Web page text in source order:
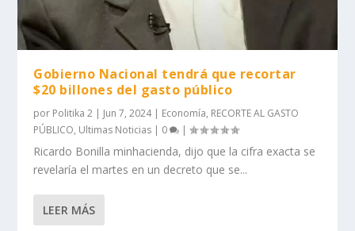
Gobierno Nacional tendrá que recortar
$20 billones del gasto público
por Politika 2 | Jun 7, 2024| Economía, RECORTE AL GASTO
PÚBLICO, Ultimas Noticias | 0 |
Ricardo Bonilla minhacienda, dijo que la cifra exacta se
revelaría el martes en un decreto que se...
LEER MÁS